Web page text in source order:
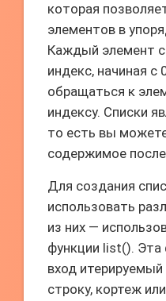
которая
элементов в
Каждый элемент
индекс, начиная с
обращаться к
индексу. Списки
то есть вы
содержимое
Для создания
использовать
из них —
функции list(). Эта
вход
строку, кортеж